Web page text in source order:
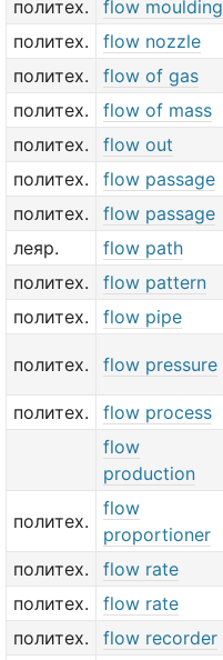
политех.
flow moulding
политех.
flow nozzle
политех.
flow of gas
политех.
flow of mass
политех.
flow out
политех.
flow passage
политех.
flow passage
леяр.
flow path
политех.
flow pattern
политех.
flow pipe
политех. flow pressure
политех.
flow process
flow
production
политех.
flow
proportioner
политех. flow rate
политех.
flow rate
политех.
flow recorder